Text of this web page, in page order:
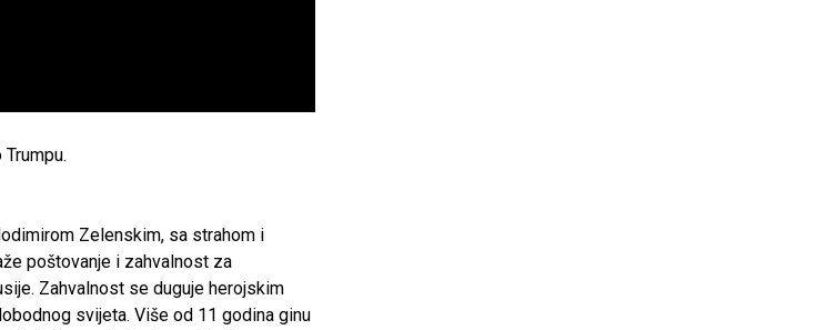
Zelenskim, sa strahom i
poštovanje i zahvalnost za
Zahvalnost se duguje herojskim
svijeta. Više od 11 godina ginu